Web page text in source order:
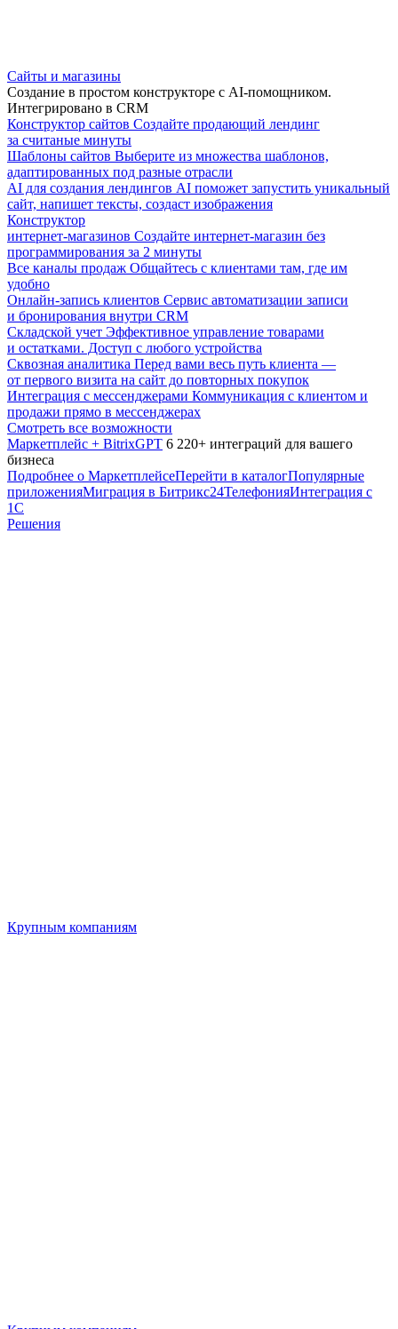
Сайты и магазины
Создание в простом конструкторе с AI-помощником.
Интегрировано в CRM
Конструктор сайтов Создайте продающий лендинг
за считаные минуты
Шаблоны сайтов Выберите из множества шаблонов,
адаптированных под разные отрасли
AI для создания лендингов AI поможет запустить уникальный
сайт, напишет тексты, создаст изображения
Конструктор
интернет-магазинов Создайте интернет-магазин без
программирования за 2 минуты
Все каналы продаж Общайтесь с клиентами там, где им
удобно
Онлайн-запись клиентов Сервис автоматизации записи
и бронирования внутри CRM
Складской учет Эффективное управление товарами
и остатками. Доступ с любого устройства
Сквозная аналитика Перед вами весь путь клиента —
от первого визита на сайт до повторных покупок
Интеграция с мессенджерами Коммуникация с клиентом и
продажи прямо в мессенджерах
Смотреть все возможности
Маркетплейс + BitrixGPT 6 220+ интеграций для вашего
бизнеса
Подробнее о МаркетплейсеПерейти в каталогПопулярные
приложенияМиграция в Битрикс24ТелефонияИнтеграция с
1С
Решения
Крупным компаниям